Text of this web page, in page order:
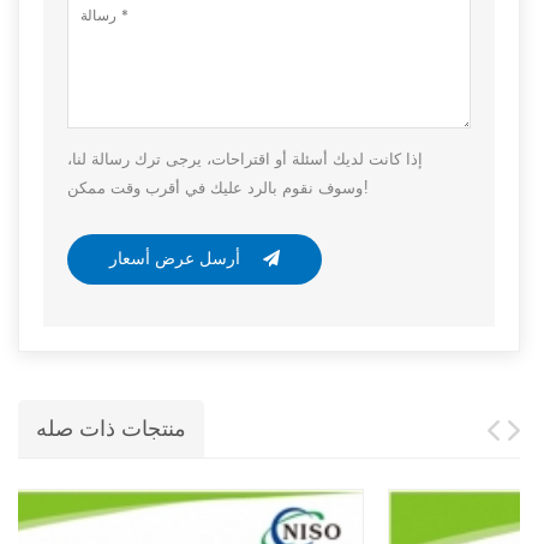
إذا كانت لديك أسئلة أو اقتراحات، يرجى ترك رسالة لنا،
وسوف نقوم بالرد عليك في أقرب وقت ممكن!
منتجات ذات صله